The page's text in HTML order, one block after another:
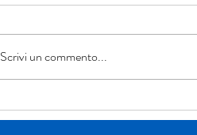
narrativa e ricerca della
Scrivi un commento...